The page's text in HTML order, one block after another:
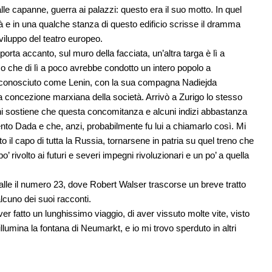
capanne, guerra ai palazzi: questo era il suo motto. In quel
e in una qualche stanza di questo edificio scrisse il dramma
del teatro europeo.
accanto, sul muro della facciata, un’altra targa è lì a
che di lì a poco avrebbe condotto un intero popolo a
come Lenin, con la sua compagna Nadiejda
marxiana della società. Arrivò a Zurigo lo stesso
sostiene che questa concomitanza e alcuni indizi abbastanza
Dada e che, anzi, probabilmente fu lui a chiamarlo così. Mi
il capo di tutta la Russia, tornarsene in patria su quel treno che
rivolto ai futuri e severi impegni rivoluzionari e un po’ a quella
il numero 23, dove Robert Walser trascorse un breve tratto
dei suoi racconti.
fatto un lunghissimo viaggio, di aver vissuto molte vite, visto
la fontana di Neumarkt, e io mi trovo sperduto in altri